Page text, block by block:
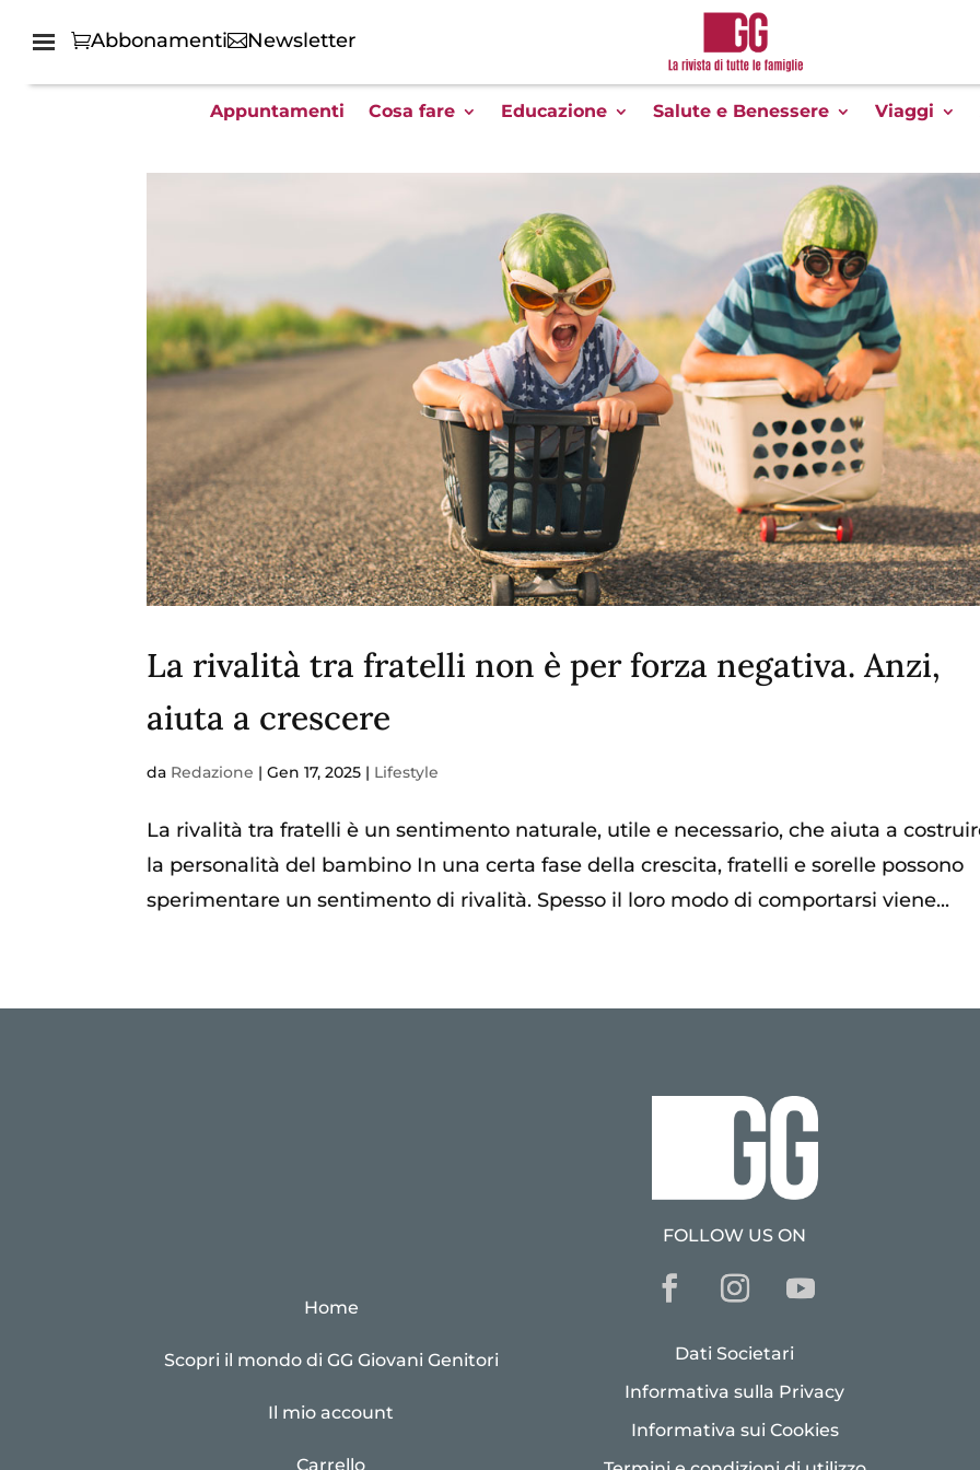
Abbonamenti Newsletter
Appuntamenti Cosa fare Educazione Salute e Benessere Viaggi
La rivalità tra fratelli non è per forza negativa. Anzi,
aiuta a crescere
da Redazione |Gen 17, 2025 | Lifestyle
La rivalità tra fratelli è un sentimento naturale, utile e necessario, che aiuta a
la personalità del bambino In una certa fase della crescita, fratelli e sorelle possono
sperimentare un sentimento di rivalità. Spesso il loro modo di comportarsi viene...
Home
Scopri il mondo di GG Giovani Genitori
Il mio account
Carrello
FOLLOW US ON
Dati Societari
Informativa sulla Privacy
Informativa sui Cookies